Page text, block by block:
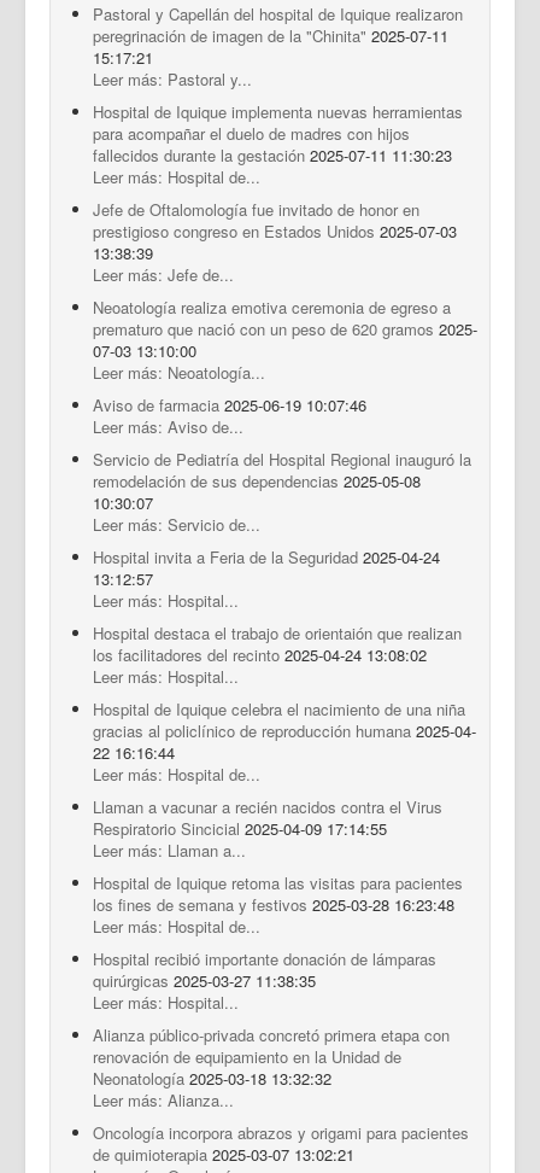
Pastoral y Capellán del hospital de Iquique realizaron
peregrinación de imagen de la "Chinita" 2025-07-11
15:17:21
Leer más: Pastoral y...
Hospital de Iquique implementa nuevas herramientas
para acompañar el duelo de madres con hijos
fallecidos durante la gestación 2025-07-11 11:30:23
Leer más: Hospital de...
Jefe de Oftalomología fue invitado de honor en
prestigioso congreso en Estados Unidos 2025-07-03
13:38:39
Leer más: Jefe de...
Neoatología realiza emotiva ceremonia de egreso a
prematuro que nació con un peso de 620 gramos 2025-
07-03 13:10:00
Leer más: Neoatología...
Aviso de farmacia 2025-06-19 10:07:46
Leer más: Aviso de...
Servicio de Pediatría del Hospital Regional inauguró la
remodelación de sus dependencias 2025-05-08
10:30:07
Leer más: Servicio de...
Hospital invita a Feria de la Seguridad 2025-04-24
13:12:57
Leer más: Hospital...
Hospital destaca el trabajo de orientaión que realizan
los facilitadores del recinto 2025-04-24 13:08:02
Leer más: Hospital...
Hospital de Iquique celebra el nacimiento de una niña
gracias al policlínico de reproducción humana 2025-04-
22 16:16:44
Leer más: Hospital de...
Llaman a vacunar a recién nacidos contra el Virus
Respiratorio Sincicial 2025-04-09 17:14:55
Leer más: Llaman a...
Hospital de Iquique retoma las visitas para pacientes
los fines de semana y festivos 2025-03-28 16:23:48
Leer más: Hospital de...
Hospital recibió importante donación de lámparas
quirúrgicas 2025-03-27 11:38:35
Leer más: Hospital...
Alianza público-privada concretó primera etapa con
renovación de equipamiento en la Unidad de
Neonatología 2025-03-18 13:32:32
Leer más: Alianza...
Oncología incorpora abrazos y origami para pacientes
de quimioterapia 2025-03-07 13:02:21